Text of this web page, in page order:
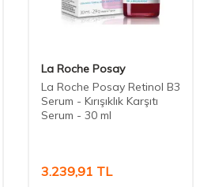
La Roche Posay
La Roche Posay Retinol B3
Serum - Kırışıklık Karşıtı
Serum - 30 ml
3.239,91 TL